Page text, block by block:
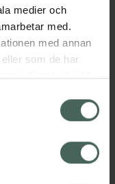
medier och
med.
med annan
som de har
Samtycke till
påverkar inte
återkallelsen.
Dölj
Piggar
är perfekta att
i 4x20-